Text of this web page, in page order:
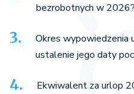
bezrobotnych w 2026?
Okres wypowiedzenia
ustalenie jego daty
Ekwiwalent za urlop